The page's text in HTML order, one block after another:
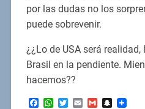
por las dudas no los
puede sobrevenir.
¿¿Lo de USA será
Brasil en la pendiente.
hacemos??
Facebook
WhatsApp
Twitter
EmailGmail